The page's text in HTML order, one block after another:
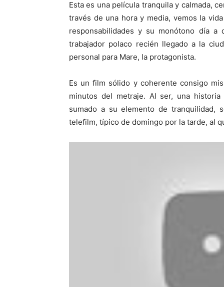
Esta es una película tranquila y calmada,
través de una hora y media, vemos la
responsabilidades y su monótono día
trabajador polaco recién llegado a la
personal para Mare, la protagonista.
Es un film sólido y coherente consigo
minutos del metraje. Al ser, una
sumado a su elemento de tranquilidad,
telefilm, típico de domingo por la tarde, al